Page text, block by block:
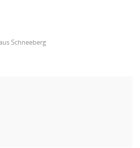
Schneeberg